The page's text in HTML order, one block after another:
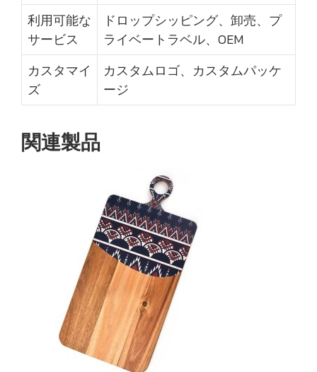
利用可能な
サービス
ドロップシッピング、卸売、プ
ライベートラベル、OEM
カスタマイ
ズ
カスタムロゴ、カスタムパッケ
ージ
関連製品